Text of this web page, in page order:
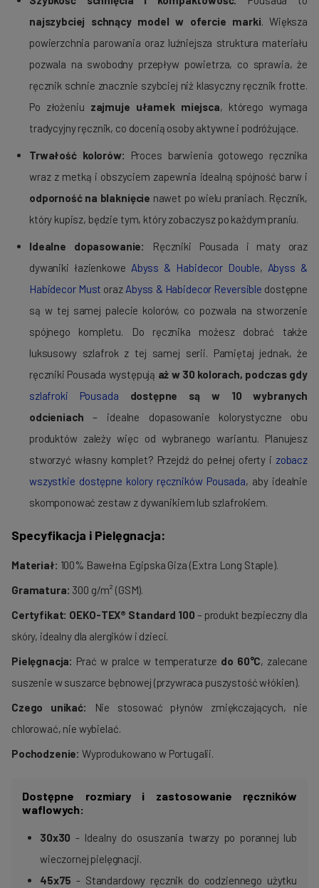
najszybciej schnący model w ofercie marki. Większa
powierzchnia parowania oraz luźniejsza struktura materiału
pozwala na swobodny przepływ powietrza, co sprawia, że
ręcznik schnie znacznie szybciej niż klasyczny ręcznik frotte.
Po złożeniu zajmuje ułamek miejsca, którego wymaga
tradycyjny ręcznik, co docenią osoby aktywne i podróżujące.
Trwałość kolorów: Proces barwienia gotowego ręcznika
wraz z metką i obszyciem zapewnia idealną spójność barw i
odporność na blaknięcie nawet po wielu praniach. Ręcznik,
który kupisz, będzie tym, który zobaczysz po każdym praniu.
Idealne dopasowanie:
Ręczniki Pousada i maty oraz
dywaniki łazienkowe Abyss & Habidecor Double, Abyss &
Habidecor Must oraz Abyss & Habidecor Reversible dostępne
są w tej samej palecie kolorów, co pozwala na stworzenie
spójnego kompletu. Do ręcznika możesz dobrać także
luksusowy szlafrok z tej samej serii. Pamiętaj jednak, że
ręczniki Pousada występują aż w 30 kolorach, podczas gdy
szlafroki Pousada dostępne są w 10 wybranych
odcieniach – idealne dopasowanie kolorystyczne obu
produktów zależy więc od wybranego wariantu. Planujesz
stworzyć własny komplet? Przejdź do pełnej oferty i zobacz
wszystkie dostępne kolory ręczników Pousada, aby idealnie
skomponować zestaw z dywanikiem lub szlafrokiem.
Specyfikacja i Pielęgnacja:
Materiał: 100% Bawełna Egipska Giza (Extra Long Staple).
Gramatura: 300 g/m² (GSM).
Certyfikat: OEKO-TEX® Standard 100 – produkt bezpieczny dla
skóry, idealny dla alergików i dzieci.
Pielęgnacja: Prać w pralce w temperaturze do 60°C, zalecane
suszenie w suszarce bębnowej (przywraca puszystość włókien).
Czego unikać:
Nie stosować płynów zmiękczających, nie
chlorować, nie wybielać.
Pochodzenie: Wyprodukowano w Portugalii.
Dostępne rozmiary i zastosowanie ręczników
waflowych:
30x30 - Idealny do osuszania twarzy po porannej lub
wieczornej pielęgnacji.
45x75 - Standardowy ręcznik do codziennego użytku